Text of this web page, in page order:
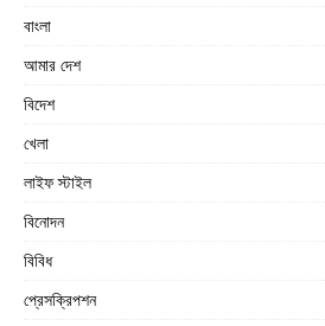
বাংলা
আমার দেশ
বিদেশ
খেলা
লাইফ স্টাইল
বিনোদন
বিবিধ
প্রেসক্রিপশন